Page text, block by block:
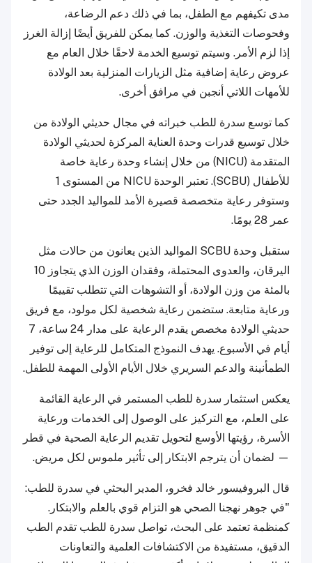
مدى تكيفهم مع الطفل، بما في ذلك دعم الرضاعة،
وفحوصات التغذية والوزن. كما يمكن للفريق أيضًا إزالة الغرز
إذا لزم الأمر. وسيتم توسيع الخدمة لاحقًا خلال العام مع
عروض رعاية إضافية مثل الزيارات المنزلية بعد الولادة
للأمهات اللاتي أنجبن في مرافق أخرى.
كما توسع سدرة للطب خبراته في مجال حديثي الولادة من
خلال توسيع قدرات وحدة العناية المركزة لحديثي الولادة
المتقدمة (NICU) من خلال إنشاء وحدة رعاية خاصة
للأطفال (SCBU). تعتبر الوحدة NICU من المستوى 1
وستوفر رعاية متخصصة قصيرة الأمد للمواليد الجدد حتى
عمر 28 يومًا.
ستقبل وحدة SCBU المواليد الذين يعانون من حالات مثل
اليرقان، والعدوى المحتملة، وفقدان الوزن الذي يتجاوز 10
بالمئة من وزن الولادة، أو التشوهات التي تتطلب تقييمًا
ورعاية متابعة. ستضمن رعاية شخصية لكل مولود، مع فريق
حديثي الولادة مخصص يقدم الرعاية على مدار 24 ساعة، 7
أيام في الأسبوع. يهدف النموذج المتكامل للرعاية إلى توفير
الطمأنينة والدعم السريري خلال الأيام الأولى المهمة للطفل.
يعكس استثمار سدرة للطب المستمر في الرعاية القائمة
على العلم، مع التركيز على الوصول إلى الخدمات ورعاية
الأسرة، رؤيتها الأوسع لتحويل تقديم الرعاية الصحية في قطر
— لضمان أن يترجم الابتكار إلى تأثير ملموس لكل مريض.
قال البروفيسور خالد فخرو، المدير البحثي في سدرة للطب:
"في جوهر نهجنا الصحي هو التزام قوي بالعلم والابتكار.
كمنظمة تعتمد على البحث، تواصل سدرة للطب تقدم الطب
الدقيق، مستفيدة من الاكتشافات العلمية والتعاونات